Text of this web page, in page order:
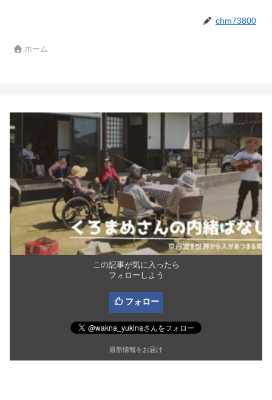
chm73800
ホーム
この記事が気に入ったら
フォローしよう
フォロー
最新情報をお届け